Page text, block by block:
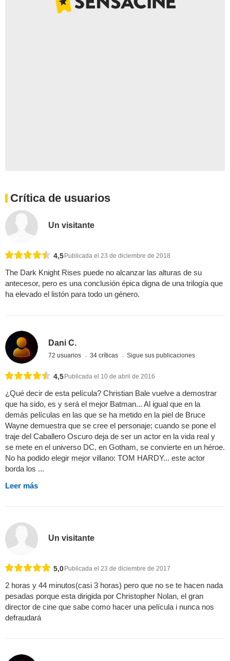
Crítica de usuarios
Un visitante
4,5 Publicada el 23 de diciembre de 2018
The Dark Knight Rises puede no alcanzar las alturas de su
antecesor, pero es una conclusión épica digna de una trilogía que
ha elevado el listón para todo un género.
Dani C.
72 usuarios 34 críticas Sigue sus publicaciones
4,5 Publicada el 10 de abril de 2016
¿Qué decir de esta película? Christian Bale vuelve a demostrar
que ha sido, es y será el mejor Batman... Al igual que en la
demás películas en las que se ha metido en la piel de Bruce
Wayne demuestra que se cree el personaje; cuando se pone el
traje del Caballero Oscuro deja de ser un actor en la vida real y
se mete en el universo DC, en Gotham, se convierte en un héroe.
No ha podido elegir mejor villano: TOM HARDY... este actor
borda los ...
Leer más
Un visitante
5,0Publicada el 23 de diciembre de 2017
2 horas y 44 minutos(casi 3 horas) pero que no se te hacen nada
pesadas porque esta dirigida por Christopher Nolan, el gran
director de cine que sabe como hacer una película i nunca nos
defraudará